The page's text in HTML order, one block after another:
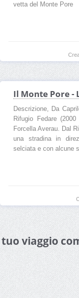
vetta del Monte Pore
Il Monte Pore -
Descrizione, Da
Rifugio Fedare
Forcella Averau. Dal
una stradina in
selciata e con alcune
viaggio